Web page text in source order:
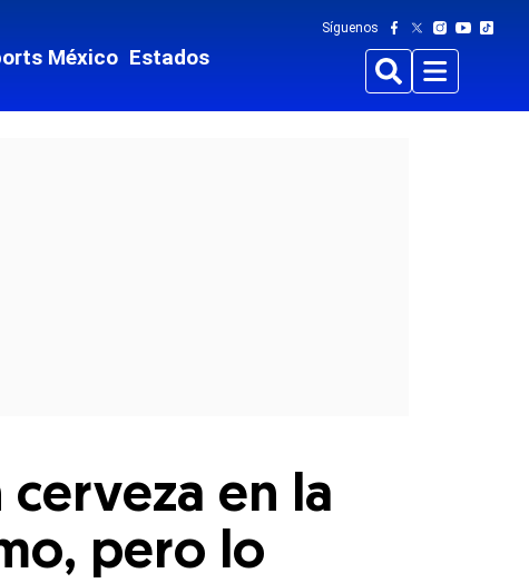
México Estados
Síguenos
BuscarMenu
cerveza en la
pero lo